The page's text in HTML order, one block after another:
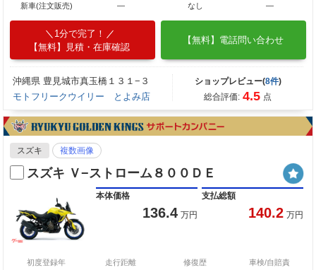
新車(注文販売)
―
なし
―
1分で完了！
【無料】見積・在庫確認
【無料】電話問い合わせ
沖縄県 豊見城市真玉橋１３１−３
モトフリークウイリー とよみ店
ショップレビュー(8件)
総合評価: 4.5 点
スズキ 複数画像
スズキ Ｖ−ストローム８００ＤＥ
本体価格
136.4 万円
支払総額
140.2 万円
初度登録年
走行距離
修復歴
車検/自賠責